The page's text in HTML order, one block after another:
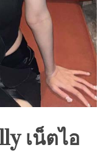
เน็ตไอ